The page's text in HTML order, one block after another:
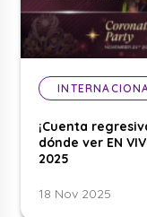
¡Cuenta
dónde ver EN
2025
18 Nov 2025